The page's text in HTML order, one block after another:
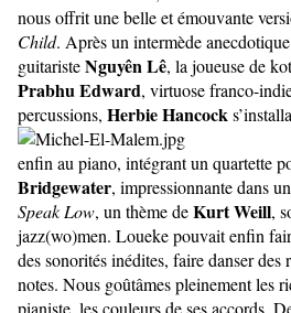
nous offrit une belle et émouvante
Child. Après un intermède
guitaristeNguyên Lê, la joueuse de
Prabhu Edward, virtuose franco-
percussions, Herbie Hancocks’installa
enfin au piano, intégrant un quartette
Bridgewater, impressionnante dans
Speak Low, un thème deKurt Weill,
jazz(wo)men. Loueke pouvait enfin
des sonorités inédites, faire danser des
notes. Nous goûtâmes pleinement les
pianiste, les couleurs de ses accords.